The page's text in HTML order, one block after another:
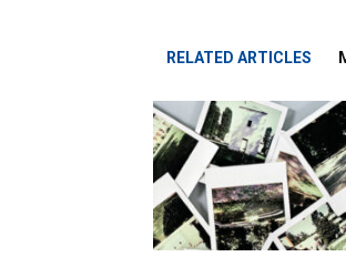
RELATED ARTICLES